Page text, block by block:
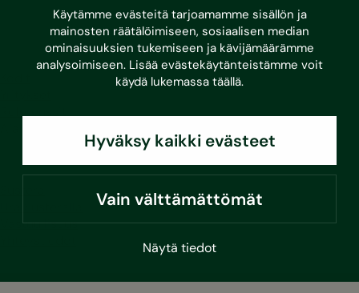
Käytämme evästeitä tarjoamamme sisällön ja
mainosten räätälöimiseen, sosiaalisen median
ominaisuuksien tukemiseen ja kävijämäärämme
analysoimiseen. Lisää evästekäytänteistämme voit
käydä lukemassa täällä.
Hyväksy kaikki evästeet
Vain välttämättömät
Näytä tiedot
LinkedInFacebook
Instagram
Youtube
Vastuullisuus